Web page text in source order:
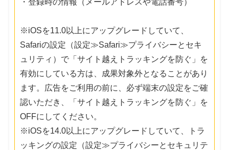
・登録時の情報（メールアドレスや電話番号）
※iOSを11.0以上にアップグレードしていて、
Safariの設定（設定≫Safari≫プライバシーとセキ
ュリティ）で「サイト越えトラッキングを防ぐ」を
有効にしている方は、成果対象外となることがあり
ます。広告をご利用の前に、必ず端末の設定をご確
認いただき、「サイト越えトラッキングを防ぐ」を
OFFにしてください。
※iOSを14.0以上にアップグレードしていて、トラ
ッキングの設定（設定≫プライバシーとセキュリテ